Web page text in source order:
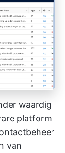
waardig
platform
van